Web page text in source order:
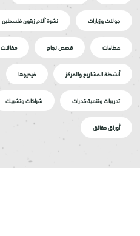
جولات وزيارات نشرة آلام زيتون فلسطين
عطاءات قصص نجاح مقالات
أنشطة المشاريع والمركز فيديوها
تدريبات وتنمية قدرات شراكات وتشبيك
أوراق حقائق